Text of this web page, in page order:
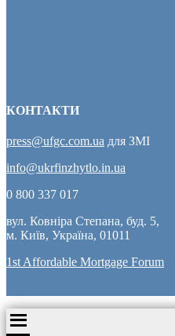
КОНТАКТИ
press@ufgc.com.ua для ЗМІ
info@ukrfinzhytlo.in.ua
0 800 337 017
вул. Ковніра Степана, буд. 5,
м. Київ, Україна, 01011
1st Affordable Mortgage Forum